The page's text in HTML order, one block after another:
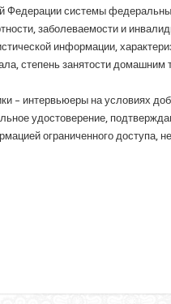
Федерации системы
заболеваемости и
информации,
степень занятости
– интервьюеры на условиях
удостоверение,
ограниченного